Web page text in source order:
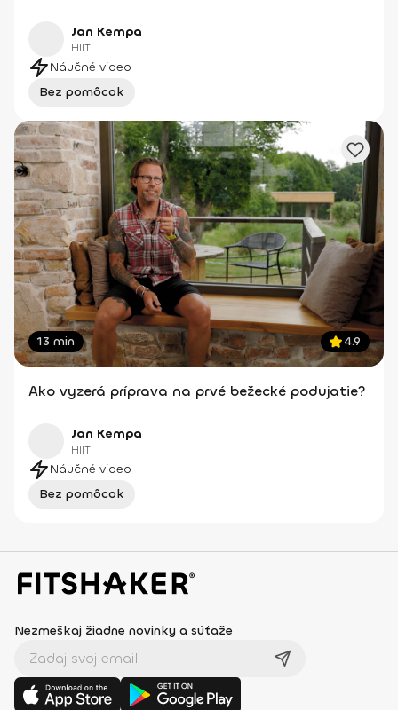
Jan Kempa
HIIT
Náučné video
Bez pomôcok
13 min 4.9
Ako vyzerá príprava na prvé bežecké podujatie?
Jan Kempa
HIIT
Náučné video
Bez pomôcok
Nezmeškaj žiadne novinky a súťaže